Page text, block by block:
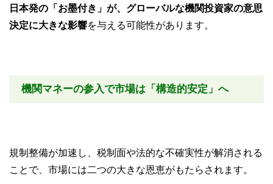
日本発の「お墨付き」が、グローバルな機関投資家の意思
決定に大きな影響を与える可能性があります。
機関マネーの参入で市場は「構造的安定」へ
規制整備が加速し、税制面や法的な不確実性が解消される
ことで、市場には二つの大きな恩恵がもたらされます。